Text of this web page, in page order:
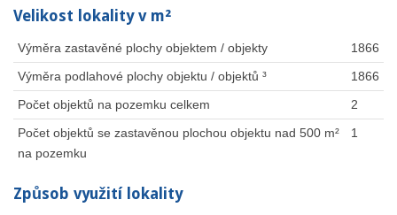
Velikost lokality v m²
Výměra zastavěné plochy objektem / objekty
1866
Výměra podlahové plochy objektu / objektů ³
1866
Počet objektů na pozemku celkem
2
Počet objektů se zastavěnou plochou objektu nad 500 m²
na pozemku
1
Způsob využití lokality